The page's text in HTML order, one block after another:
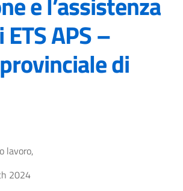
APS –
di
lavoro,
2024